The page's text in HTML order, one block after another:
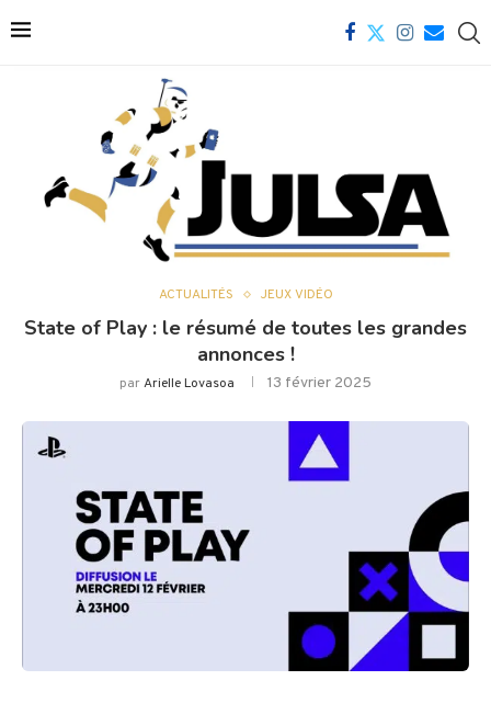
ACTUALITÉS JEUX VIDÉO
State of Play : le résumé de toutes les grandes
annonces !
parArielle Lovasoa 13 février 2025